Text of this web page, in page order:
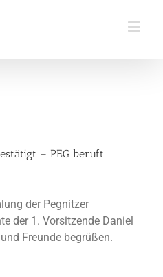
– PEG beruft
der Pegnitzer
der 1. Vorsitzende Daniel
Freunde begrüßen.